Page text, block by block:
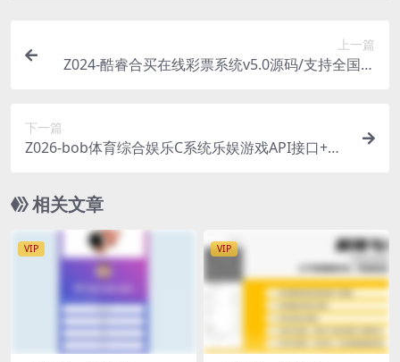
上一篇
Z024-酷睿合买在线彩票系统v5.0源码/支持全国竞
下一篇
Z026-bob体育综合娱乐C系统乐娱游戏API接口+搭
相关文章
VIP VIP